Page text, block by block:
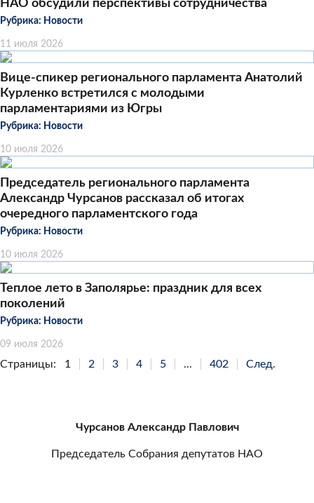
НАО обсудили перспективы сотрудничества
Рубрика: Новости
11 июля 2026
Вице-спикер регионального парламента Анатолий
Курленко встретился с молодыми
парламентариями из Югры
Рубрика: Новости
10 июля 2026
Председатель регионального парламента
Александр Чурсанов рассказал об итогах
очередного парламентского года
Рубрика: Новости
10 июля 2026
Теплое лето в Заполярье: праздник для всех
поколений
Рубрика: Новости
09 июля 2026
Страницы: 1 2 3 4 5 ... 402 След.
Чурсанов Александр Павлович
Председатель Собрания депутатов НАО